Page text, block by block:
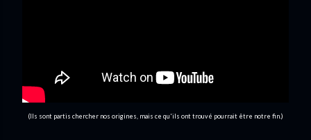
(Ils sont partis chercher nos origines, mais ce qu'ils ont trouvé pourrait être notre fin.)